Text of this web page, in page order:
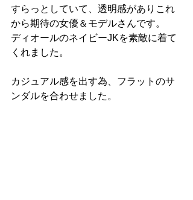
すらっとしていて、透明感がありこれ
から期待の女優＆モデルさんです。
ディオールのネイビーJKを素敵に着て
くれました。
カジュアル感を出す為、フラットのサ
ンダルを合わせました。